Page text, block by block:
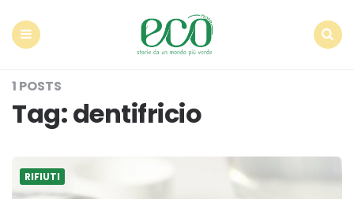
1 POSTS
Tag:dentifricio
RIFIUTI